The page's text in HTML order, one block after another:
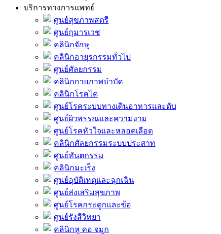
บริการทางการแพทย์
ศูนย์สุขภาพสตรี
ศูนย์กุมารเวช
คลินิกจักษุ
คลินิกอายุรกรรมทั่วไป
ศูนย์ศัลยกรรม
คลินิกกายภาพบำบัด
คลินิกโรคไต
ศูนย์โรคระบบทางเดินอาหารและตับ
ศูนย์ผิวพรรณและความงาม
ศูนย์โรคหัวใจและหลอดเลือด
คลินิกศัลยกรรมระบบประสาท
ศูนย์ทันตกรรม
คลินิกมะเร็ง
ศูนย์อุบัติเหตุและฉุกเฉิน
ศูนย์ส่งเสริมสุขภาพ
ศูนย์โรคกระดูกและข้อ
ศูนย์รังสีวิทยา
คลินิกหู คอ จมูก